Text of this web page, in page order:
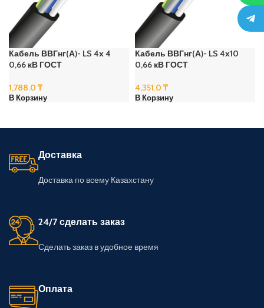
Кабель ВВГнг(А)- LS 4х 4
0,66 кВ ГОСТ
1,788.0 ₸
В Корзину
Кабель ВВГнг(А)- LS 4х10
0,66 кВ ГОСТ
4,351.0 ₸
В Корзину
Доставка
Доставка по всему Казахстану
24/7 сделать заказ
Сделать заказ в удобное время
Оплата